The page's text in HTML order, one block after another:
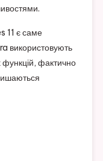
11 є саме
використовують
фактично